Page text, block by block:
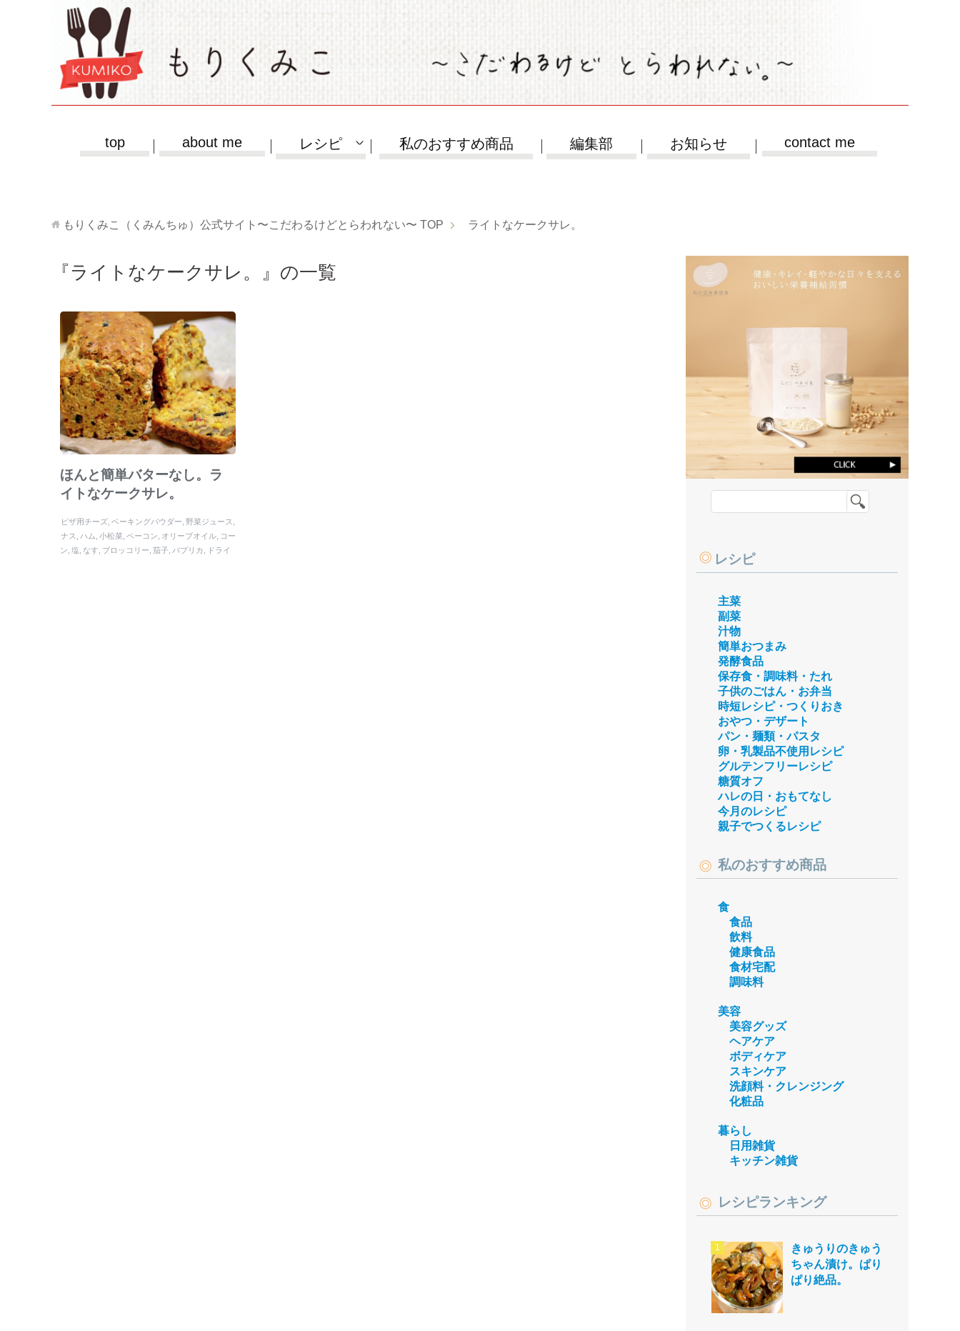
top about me レシピ 私のおすすめ商品 編集部 お知らせ contact me
もりくみこ（くみんちゅ）公式サイト〜こだわるけどとらわれない〜 TOP ライトなケークサレ。
『ライトなケークサレ。』の一覧
ほんと簡単バターなし。ラ
イトなケークサレ。
ピザ用チーズ ベーキングパウダー 野菜ジュース
ナス
ハム 小松菜 ベーコン オリーブオイル コー
ン 塩 なす ブロッコリー 茄子 パプリカ
ドライ
レシピ
主菜
副菜
汁物
簡単おつまみ
発酵食品
保存食・調味料・たれ
子供のごはん・お弁当
時短レシピ・つくりおき
おやつ・デザート
パン・麺類・パスタ
卵・乳製品不使用レシピ
グルテンフリーレシピ
糖質オフ
ハレの日・おもてなし
今月のレシピ
親子でつくるレシピ
私のおすすめ商品
食
食品
飲料
健康食品
食材宅配
調味料
美容
美容グッズ
ヘアケア
ボディケア
スキンケア
洗顔料・クレンジング
化粧品
暮らし
日用雑貨
キッチン雑貨
レシピランキング
きゅうりのきゅう
ちゃん漬け。ぱり
ぱり絶品。